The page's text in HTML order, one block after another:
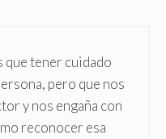
que tener cuidado
pero que nos
y nos engaña con
reconocer esa